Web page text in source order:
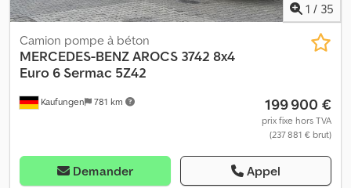
1 / 35
Kaufungen 781 km
Camion pompe à béton
MERCEDES-BENZAROCS 3742 8x4
Euro 6 Sermac 5Z42
199 900 €
prix fixe hors TVA
(237 881 € brut)
Demander Appel